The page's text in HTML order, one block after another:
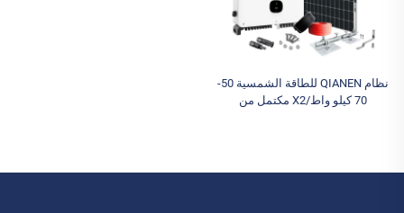
نظام QIANEN للطاقة الشمسية 50-
70 كيلو واط/X2 مكتمل من